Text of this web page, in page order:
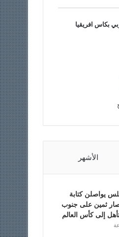
بكاس افريقيا
الأشهر
يواصلن كتابة
ثمين على جنوب
إلى كأس العالم